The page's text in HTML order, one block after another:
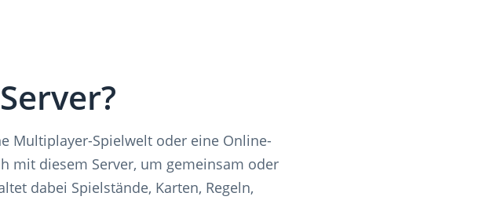
Multiplayer-Spielwelt oder eine Online-
mit diesem Server, um gemeinsam oder
dabei Spielstände, Karten, Regeln,